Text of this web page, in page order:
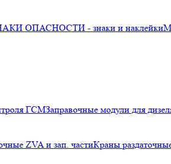
ОПАСНОСТИ - знаки и наклейки
ГСМЗаправочные модули для
ZVA и зап. частиКраны